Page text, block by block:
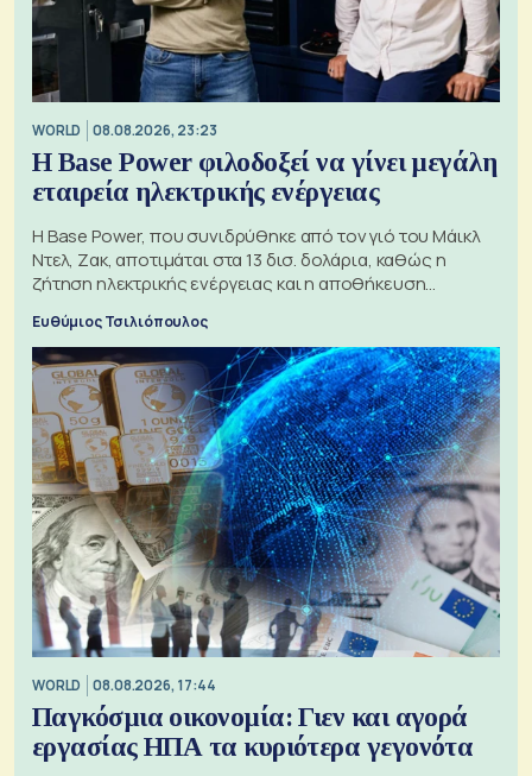
WORLD 08.08.2026, 23:23
Η Base Power φιλοδοξεί να γίνει μεγάλη
εταιρεία ηλεκτρικής ενέργειας
Η Base Power, που συνιδρύθηκε από τον γιό του Μάικλ
Ντελ, Ζακ, αποτιμάται στα 13 δισ. δολάρια, καθώς η
ζήτηση ηλεκτρικής ενέργειας και η αποθήκευση
Ευθύμιος Τσιλιόπουλος
WORLD 08.08.2026, 17:44
Παγκόσμια οικονομία: Γιεν και αγορά
εργασίας ΗΠΑ τα κυριότερα γεγονότα